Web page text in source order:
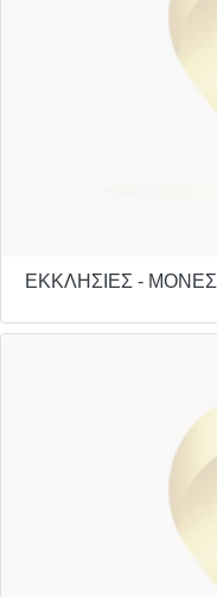
ΕΚΚΛΗΣΙΕΣ - ΜΟΝΕΣ